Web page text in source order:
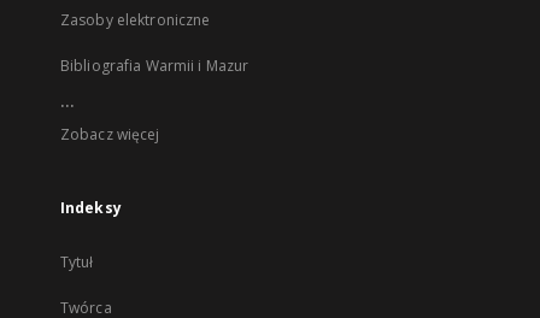
Zasoby elektroniczne
Bibliografia Warmii i Mazur
...
Zobacz więcej
Indeksy
Tytuł
Twórca